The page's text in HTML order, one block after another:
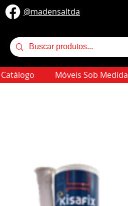
@​madensaltda
Catálogo Móveis Sob Medida